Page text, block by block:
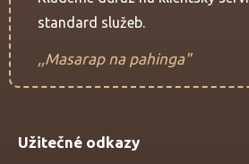
standard služeb.
,,Masarap na pahinga"
Užitečné odkazy